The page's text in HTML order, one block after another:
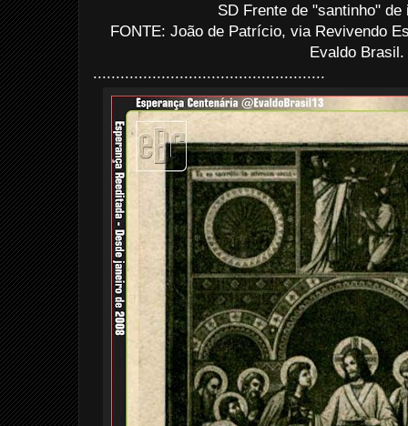
SD Frente de "santinho"
FONTE: João de Patrício, via Revivendo
Evaldo
...................................................